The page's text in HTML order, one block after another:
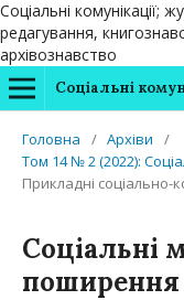
Соціальні комунікації;
редагування,
архівознавство
Головна / Архіви
/
Том 14 № 2 (2022):
Прикладні соціально-
Соціальні
поширення